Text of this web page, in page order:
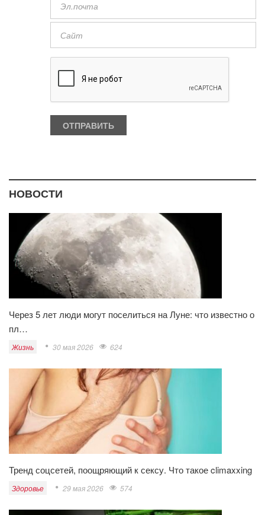
НОВОСТИ
Через 5 лет люди могут поселиться на Луне: что известно о
пл…
Жизнь 30 мая 2026 624
Тренд соцсетей, поощряющий к сексу. Что такое climaxxing
Здоровье 29 мая 2026 574